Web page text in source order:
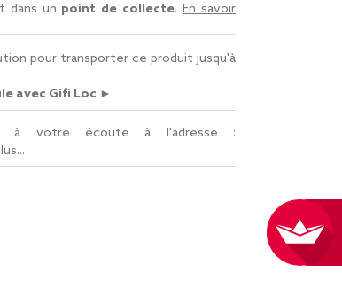
dans un point de collecte.En savoir
pour transporter ce produit jusqu'à
avec Gifi Loc ►
à votre écoute à l'adresse :